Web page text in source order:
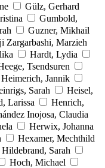
Gülz, Gerhard
Gumbold,
Guzner, Mikhail
Zargarbashi, Marzieh
Hardt, Lydia
Tsendsuren
Heimerich, Jannik
Sarah
Heisel,
Larissa
Henrich,
Inojosa, Claudia
Herwix, Johanna
Hexamer, Mechthild
Hildebrand, Sarah
Hoch, Michael